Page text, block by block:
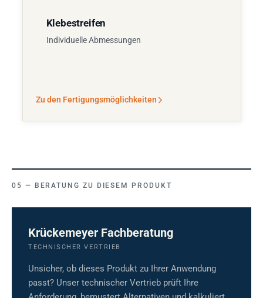
Klebestreifen
Individuelle Abmessungen
Zu den Fertigungsmöglichkeiten
BERATUNG ZU DIESEM PRODUKT
Krückemeyer Fachberatung
TECHNISCHER VERTRIEB
Unsicher, ob dieses Produkt zu Ihrer Anwendung
passt? Unser technischer Vertrieb prüft Ihre